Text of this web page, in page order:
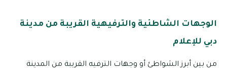
الوجهات الشاطئية والترفيهية القريبة من مدينة
دبي للإعلام
من بين أبرز الشواطئ أو وجهات الترفيه القريبة من المدينة